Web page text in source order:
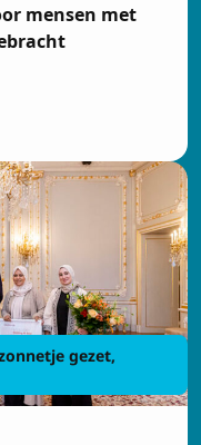
mensen met
gezet,